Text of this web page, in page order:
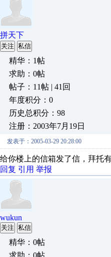
拼天下
关注 私信
精华：1帖
求助：0帖
帖子：11帖 | 41回
年度积分：0
历史总积分：98
注册：2003年7月19日
发表于：2005-03-29 20:28:00
给你楼上的信箱发了信，拜托
回复 引用 举报
wukun
关注 私信
精华：0帖
求助：0帖